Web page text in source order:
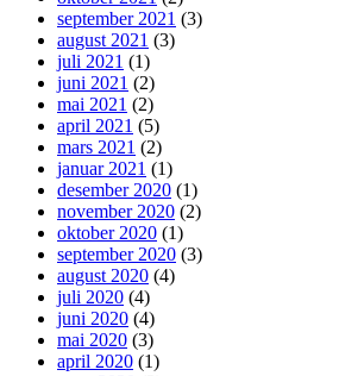
september 2021 (3)
august 2021 (3)
juli 2021 (1)
juni 2021 (2)
mai 2021 (2)
april 2021 (5)
mars 2021 (2)
januar 2021 (1)
desember 2020 (1)
november 2020 (2)
oktober 2020 (1)
september 2020 (3)
august 2020 (4)
juli 2020 (4)
juni 2020 (4)
mai 2020 (3)
april 2020 (1)